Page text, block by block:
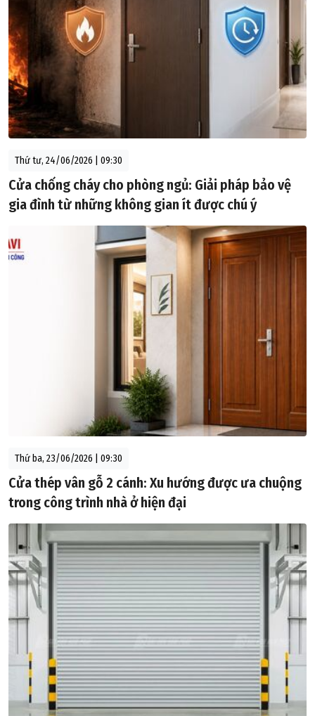
Thứ tư, 24/06/2026 | 09:30
Cửa chống cháy cho phòng ngủ: Giải pháp bảo vệ
gia đình từ những không gian ít được chú ý
Thứ ba, 23/06/2026 | 09:30
Cửa thép vân gỗ 2 cánh: Xu hướng được ưa chuộng
trong công trình nhà ở hiện đại